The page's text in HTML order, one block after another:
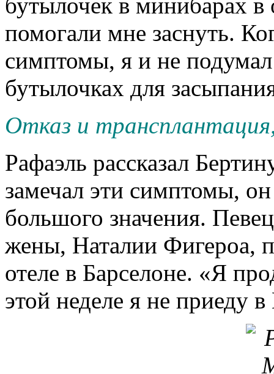
помогали мне заснуть.
симптомы, я и не
бутылочках для
Отказ и
Рафаэль рассказал
замечал эти симптомы,
большого значения.
жены, Наталии Фигероа,
отеле в Барселоне. «Я
этой неделе я не приеду